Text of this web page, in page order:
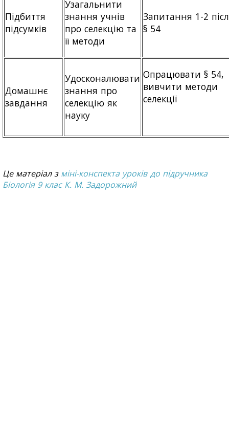
Підбиття
підсумків
Узагальнити
знання учнів
про селекцію та
її методи
Запитання 1-2
§ 54
Домашнє
завдання
Удосконалювати
знання про
селекцію як
науку
Опрацювати § 54,
вивчити методи
селекції
Це матеріал з міні-конспекта уроків до підручника
Біологія 9 клас К. М. Задорожний